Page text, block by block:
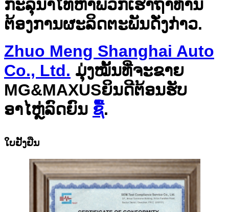
ກະລຸນາໂທຫາພວກເຮົາຖ້າທ່ານ
ຕ້ອງການຜະລິດຕະພັນດັ່ງກ່າວ.
Zhuo Meng Shanghai Auto
Co., Ltd. ມຸ່ງໝັ້ນທີ່ຈະຂາຍ
MG&MAXUSຍິນດີຕ້ອນຮັບ
ອາໄຫຼ່ລົດຍົນ ຊື້.
ໃບຢັ້ງຢືນ